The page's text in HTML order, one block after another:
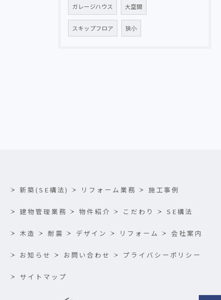
ガレージハウス 大空間
スキップフロア 狭小
新築(SE構法) リフォーム業務 施工事例
建物管理業務 物件紹介 こだわり SE構法
木造 耐震 デザイン リフォーム 会社案内
お知らせ お問い合わせ プライバシーポリシー
サイトマップ